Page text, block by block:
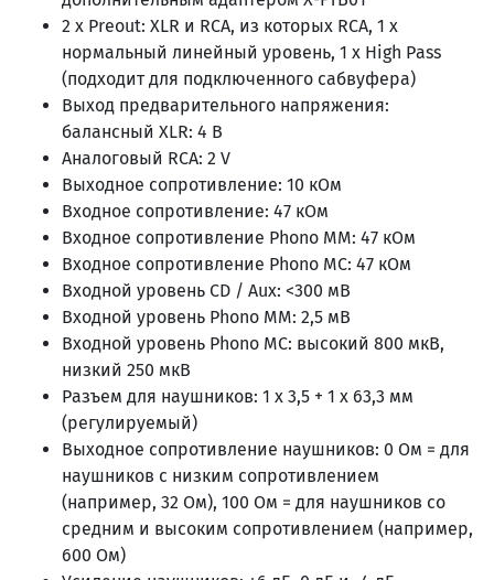
2 x Preout: XLR и RCA, из которых RCA, 1 x
нормальный линейный уровень, 1 x High Pass
(подходит для подключенного сабвуфера)
Выход предварительного напряжения:
балансный XLR: 4 В
Аналоговый RCA: 2 V
Выходное сопротивление: 10 кОм
Входное сопротивление: 47 кОм
Входное сопротивление Phono MM: 47 кОм
Входное сопротивление Phono MC: 47 кОм
Входной уровень CD / Aux: <300 мВ
Входной уровень Phono MM: 2,5 мВ
Входной уровень Phono MC: высокий 800 мкВ,
низкий 250 мкВ
Разъем для наушников: 1 x 3,5 + 1 x 63,3 мм
(регулируемый)
Выходное сопротивление наушников: 0 Ом = для
наушников с низким сопротивлением
(например, 32 Ом), 100 Ом = для наушников со
средним и высоким сопротивлением (например,
600 Ом)